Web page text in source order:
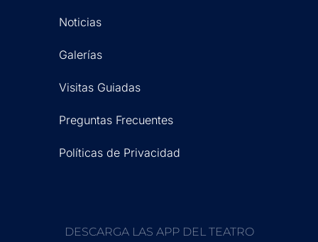
Noticias
Galerías
Visitas Guiadas
Preguntas Frecuentes
Políticas de Privacidad
DESCARGA LAS APP DEL TEATRO